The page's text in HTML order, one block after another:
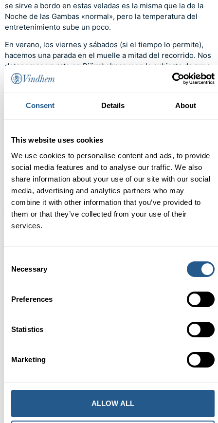
Consent Details About
This website uses cookies
We use cookies to personalise content and ads, to provide
social media features and to analyse our traffic. We also
share information about your use of our site with our social
media, advertising and analytics partners who may
combine it with other information that you’ve provided to
them or that they’ve collected from your use of their
services.
Selection
Necessary
Preferences
Statistics
Marketing
ALLOW ALL
se sirve a bordo en estas veladas es la misma que la de la
Noche de las Gambas «normal», pero la temperatura del
entretenimiento sube un poco.
En verano, los viernes y sábados (si el tiempo lo permite),
hacemos una parada en el muelle a mitad del recorrido. Nos
detenemos un rato en Björnholmen y en la cubierta de proa
nuestros músicos organizan música y baile. Algunas
noches, casi toda la isla se pone a temblar.
Adultos
499 – 739 kr
Niños de 7 a 12 años 250 – 370 kr
Niños de 0 a 6 añosGratis
BOOK NOW
Cómo funciona a bordo
Fotos de nuestras tardes en el
CONTÁCTENOS
EL BARCO SALE DE AQUI